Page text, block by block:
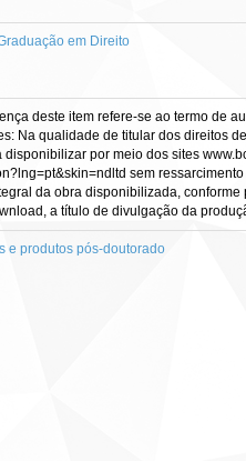
em Direito
deste item refere-se ao termo de
Na qualidade de titular dos direitos
disponibilizar por meio dos sites
sem
da obra disponibilizada,
a título de divulgação da
e produtos pós-doutorado